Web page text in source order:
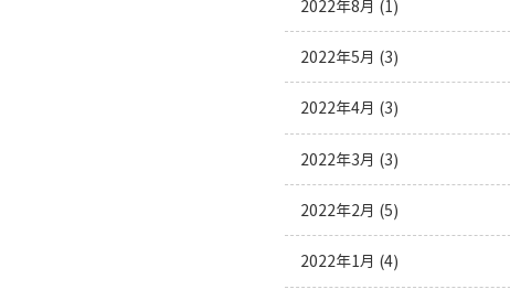
2022年8月 (1)
2022年5月 (3)
2022年4月 (3)
2022年3月 (3)
2022年2月 (5)
2022年1月 (4)